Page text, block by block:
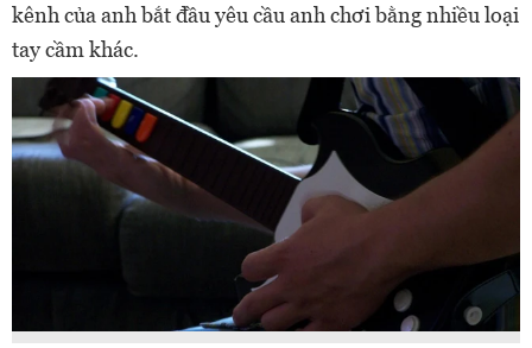
kênh của anh bắt đầu yêu cầu anh chơi bằng nhiều loại
tay cầm khác.